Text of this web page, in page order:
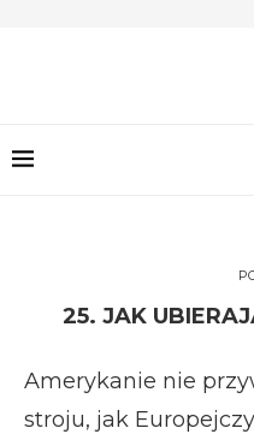
25. JAK
Amerykanie nie
stroju, jak